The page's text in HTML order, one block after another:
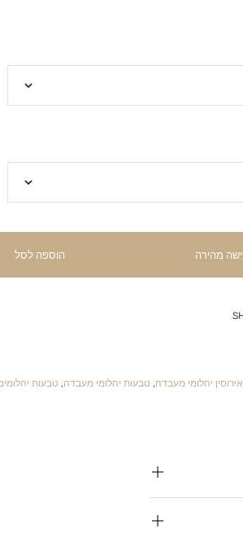
מהירה הוספה לסל
יהלומי מעבדה, טבעות יהלומי מעבדה, טבעות